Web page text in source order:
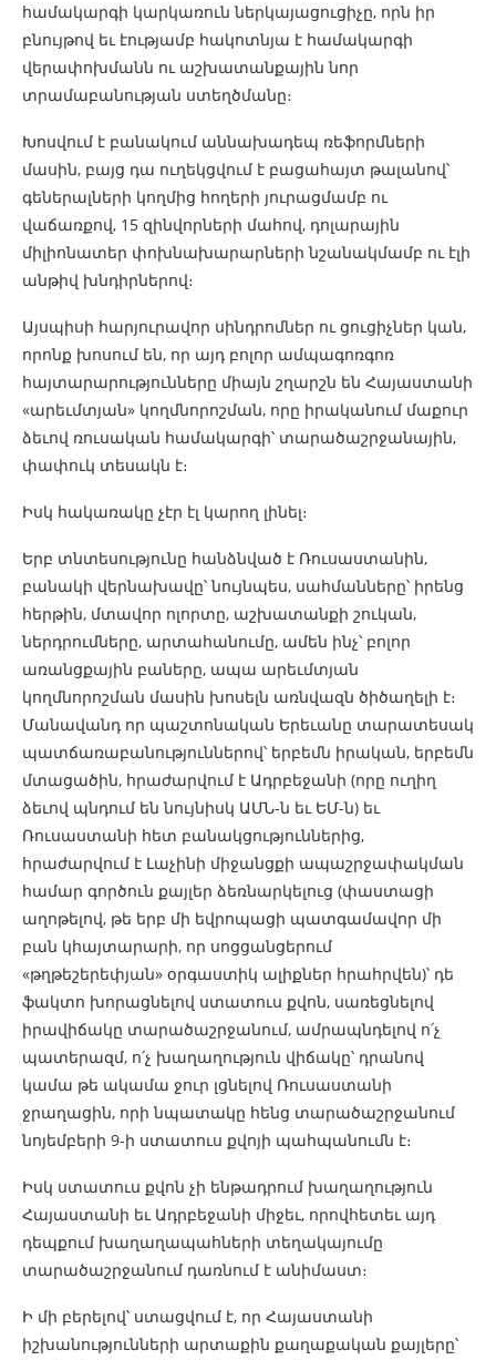
համակարգի կարկառուն ներկայացուցիչը, որն իր
բնույթով եւ էությամբ հակոտնյա է համակարգի
վերափոխմանն ու աշխատանքային նոր
տրամաբանության ստեղծմանը։
Խոսվում է բանակում աննախադեպ ռեֆորմների
մասին, բայց դա ուղեկցվում է բացահայտ թալանով՝
գեներալների կողմից հողերի յուրացմամբ ու
վաճառքով, 15 զինվորների մահով, դոլարային
միլիոնատեր փոխնախարարների նշանակմամբ ու էլի
անթիվ խնդիրներով։
Այսպիսի հարյուրավոր սինդրոմներ ու ցուցիչներ կան,
որոնք խոսում են, որ այդ բոլոր ամպագոռգոռ
հայտարարությունները միայն շղարշն են Հայաստանի
«արեւմտյան» կողմնորոշման, որը իրականում մաքուր
ձեւով ռուսական համակարգի՝ տարածաշրջանային,
փափուկ տեսակն է։
Իսկ հակառակը չէր էլ կարող լինել։
Երբ տնտեսությունը հանձնված է Ռուսաստանին,
բանակի վերնախավը՝ նույնպես, սահմանները՝ իրենց
հերթին, մտավոր ոլորտը, աշխատանքի շուկան,
ներդրումները, արտահանումը, ամեն ինչ՝ բոլոր
առանցքային բաները, ապա արեւմտյան
կողմնորոշման մասին խոսելն առնվազն ծիծաղելի է։
Մանավանդ որ պաշտոնական Երեւանը տարատեսակ
պատճառաբանություններով՝ երբեմն իրական, երբեմն
մտացածին, հրաժարվում է Ադրբեջանի (որը ուղիղ
ձեւով պնդում են նույնիսկ ԱՄՆ-ն եւ ԵՄ-ն) եւ
Ռուսաստանի հետ բանակցություններից,
հրաժարվում է Լաչինի միջանցքի ապաշրջափակման
համար գործուն քայլեր ձեռնարկելուց (փաստացի
աղոթելով, թե երբ մի եվրոպացի պատգամավոր մի
բան կհայտարարի, որ սոցցանցերում
«թղթեշերեփյան» օրգաստիկ ալիքներ հրահրվեն)՝ դե
ֆակտո խորացնելով ստատուս քվոն, սառեցնելով
իրավիճակը տարածաշրջանում, ամրապնդելով ո՛չ
պատերազմ, ո՛չ խաղաղություն վիճակը՝ դրանով
կամա թե ակամա ջուր լցնելով Ռուսաստանի
ջրաղացին, որի նպատակը հենց տարածաշրջանում
նոյեմբերի 9-ի ստատուս քվոյի պահպանումն է։
Իսկ ստատուս քվոն չի ենթադրում խաղաղություն
Հայաստանի եւ Ադրբեջանի միջեւ, որովհետեւ այդ
դեպքում խաղաղապահների տեղակայումը
տարածաշրջանում դառնում է անիմաստ։
Ի մի բերելով՝ ստացվում է, որ Հայաստանի
իշխանությունների արտաքին քաղաքական քայլերը՝